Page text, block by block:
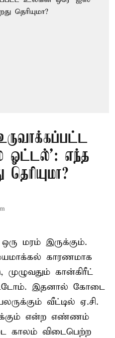
ஓட்டல்': எந்த
தெரியுமா?
மரம் இருக்கும்.
காரணமாக
முழுவதும் கான்கிரீட்
இதனால் கோடை
வீட்டில் ஏ.சி.
என்ற எண்ணம்
காலம் விடைபெற்ற